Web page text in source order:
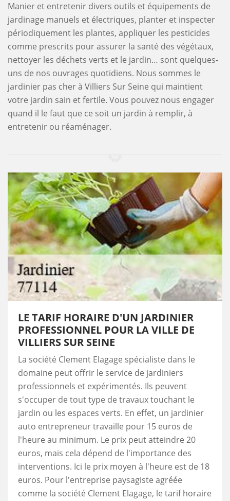
Manier et entretenir divers outils et équipements de
jardinage manuels et électriques, planter et inspecter
périodiquement les plantes, appliquer les pesticides
comme prescrits pour assurer la santé des végétaux,
nettoyer les déchets verts et le jardin… sont quelques-
uns de nos ouvrages quotidiens. Nous sommes le
jardinier pas cher à Villiers Sur Seine qui maintient
votre jardin sain et fertile. Vous pouvez nous engager
quand il le faut que ce soit un jardin à remplir, à
entretenir ou réaménager.
LE TARIF HORAIRE D'UN JARDINIER
PROFESSIONNEL POUR LA VILLE DE
VILLIERS SUR SEINE
La société Clement Elagage spécialiste dans le
domaine peut offrir le service de jardiniers
professionnels et expérimentés. Ils peuvent
s'occuper de tout type de travaux touchant le
jardin ou les espaces verts. En effet, un jardinier
auto entrepreneur travaille pour 15 euros de
l'heure au minimum. Le prix peut atteindre 20
euros, mais cela dépend de l'importance des
interventions. Ici le prix moyen à l'heure est de 18
euros. Pour l'entreprise paysagiste agréée
comme la société Clement Elagage, le tarif horaire